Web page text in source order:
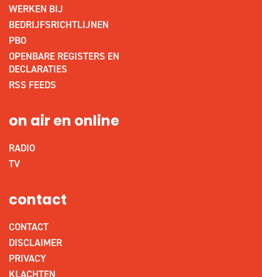
WERKEN BIJ
BEDRIJFSRICHTLIJNEN
PBO
OPENBARE REGISTERS EN
DECLARATIES
RSS FEEDS
on air en online
RADIO
TV
contact
CONTACT
DISCLAIMER
PRIVACY
KLACHTEN